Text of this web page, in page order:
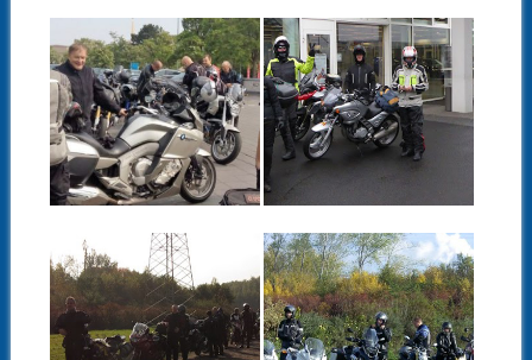
29.05.16
BMW-
KUNDENTOUR
LEIPZIG – ZIEL
WAR ZEITHAIN –
28.MAI 2016
27.10.15
BMW
KUNDENTOUR
DRESDEN –
OKTOBER
27.10.15
SAISONABSCHLU
SSTOUR MIT
LOUIS LEIPZIG
27.10.15
BMW
KUNDENTOUR
LEIPZIG –
OKTOBER